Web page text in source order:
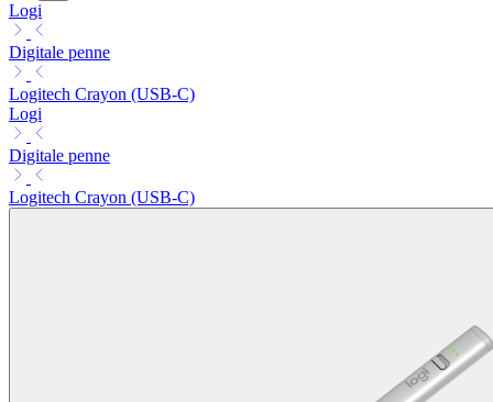
Logi
Digitale penne
Logitech Crayon (USB-C)
Logi
Digitale penne
Logitech Crayon (USB-C)